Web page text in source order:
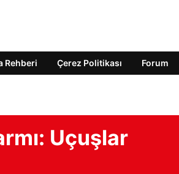
Rehberi Çerez Politikası Forum
Uçuşlar